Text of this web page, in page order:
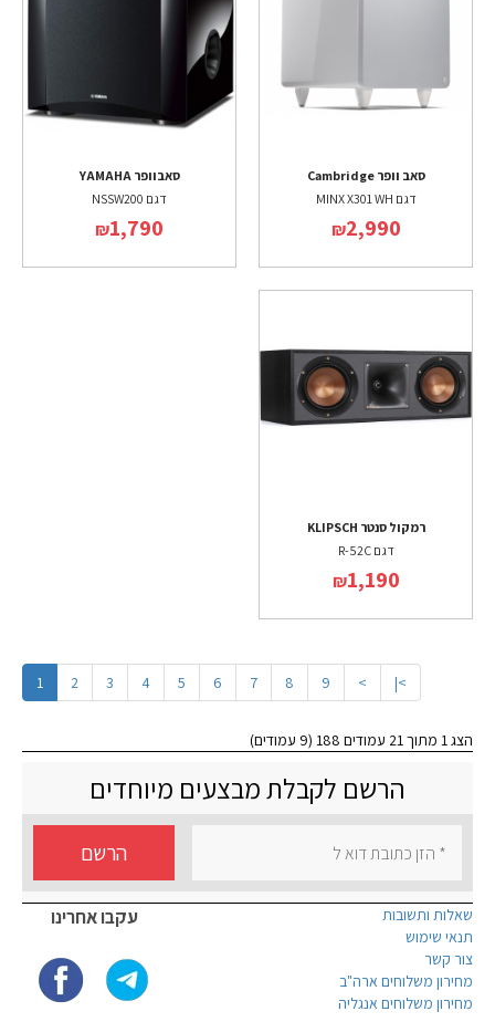
סאב וופר Cambridge
דגם MINX X301 WH
₪2,990
סאבוופר YAMAHA
דגם NSSW200
₪1,790
רמקול סנטר KLIPSCH
דגם R-52C
₪1,190
1 2 3 4 5 6 7 8 9 > >|
הצג 1 מתוך 21 עמודים 188 (9 עמודים)
הרשם לקבלת מבצעים מיוחדים
הרשם
עקבו אחרינו
שאלות ותשובות
תנאי שימוש
צור קשר
מחירון משלוחים ארה"ב
מחירון משלוחים אנגליה